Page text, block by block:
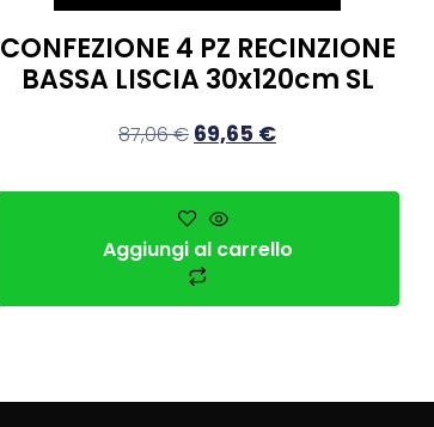
CONFEZIONE 4 PZ RECINZIONE
BASSA LISCIA 30x120cm SL
87,06€ 69,65 €
Aggiungi al carrello